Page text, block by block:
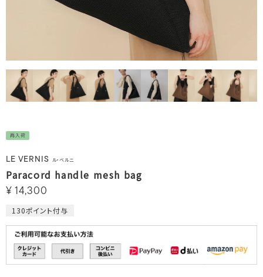
再入荷
LE VERNIS ル・ベルニ
Paracord handle mesh bag
¥ 14,300
130ポイント付与